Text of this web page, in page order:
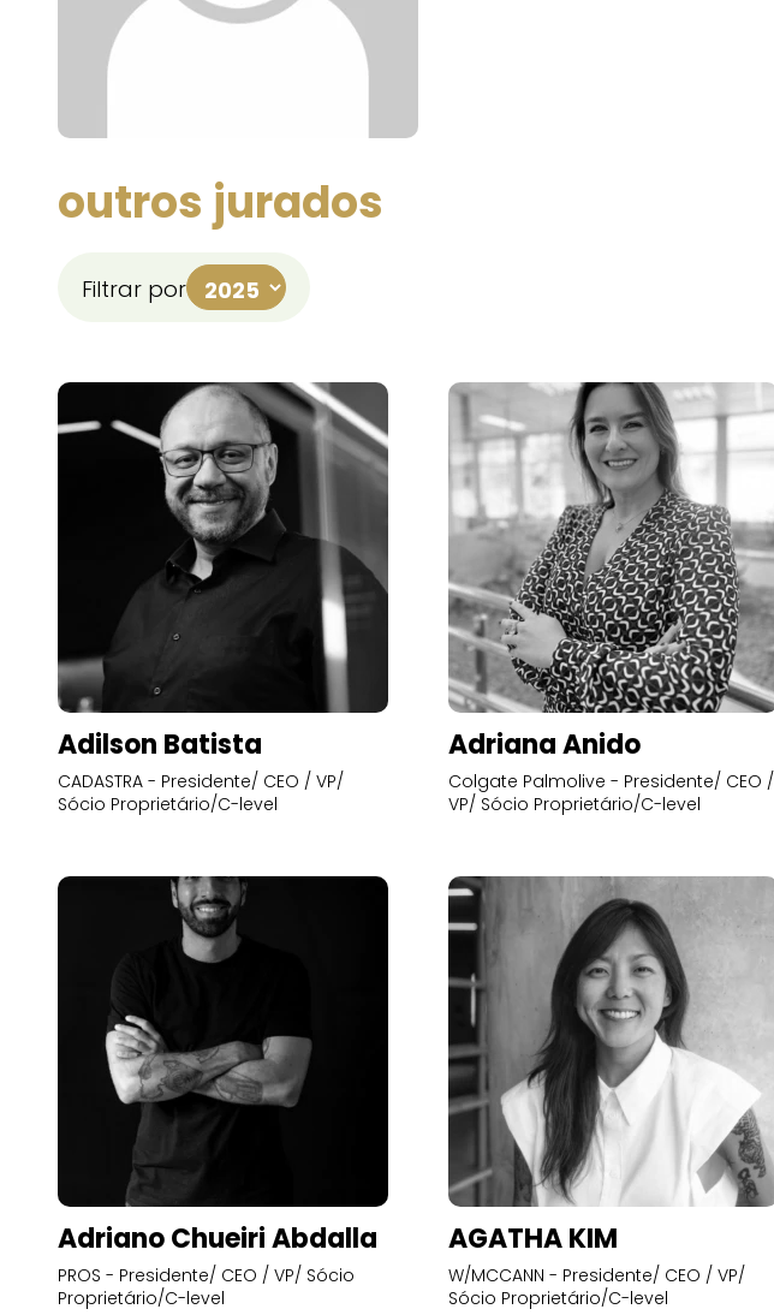
outros jurados
Filtrar por
Adilson Batista
CADASTRA - Presidente/ CEO / VP/
Sócio Proprietário/C-level
Adriana Anido
Colgate Palmolive - Presidente/ CEO /
VP/ Sócio Proprietário/C-level
Adriano Chueiri Abdalla
PROS - Presidente/ CEO / VP/ Sócio
Proprietário/C-level
AGATHA KIM
W/MCCANN - Presidente/ CEO / VP/
Sócio Proprietário/C-level